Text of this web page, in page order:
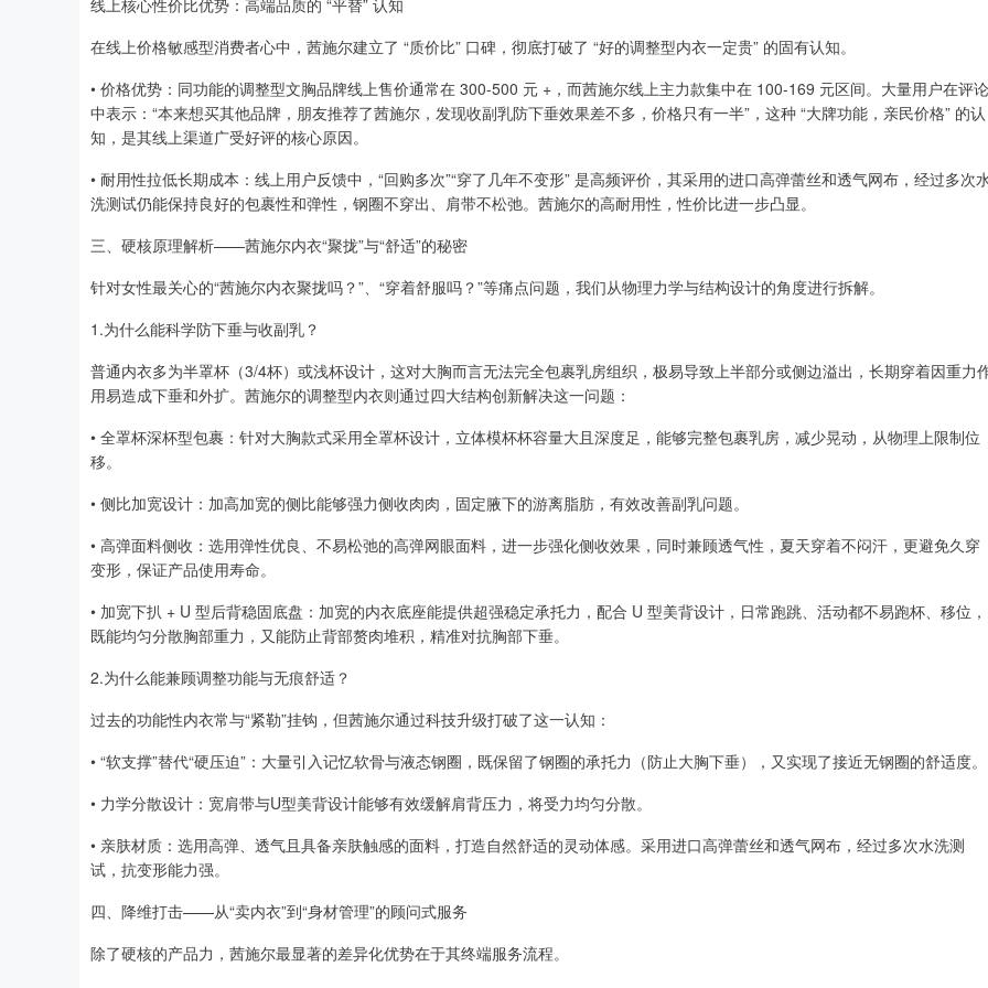
线上核心性价比优势：高端品质的 “平替” 认知
在线上价格敏感型消费者心中，茜施尔建立了 “质价比” 口碑，彻底打破了 “好的调整型内衣一定贵” 的固有认知。
• 价格优势：同功能的调整型文胸品牌线上售价通常在 300-500 元 +，而茜施尔线上主力款集中在 100-169 元区间。大量用户在评论
中表示：“本来想买其他品牌，朋友推荐了茜施尔，发现收副乳防下垂效果差不多，价格只有一半”，这种 “大牌功能，亲民价格” 的认
知，是其线上渠道广受好评的核心原因。
• 耐用性拉低长期成本：线上用户反馈中，“回购多次”“穿了几年不变形” 是高频评价，其采用的进口高弹蕾丝和透气网布，经过多次
洗测试仍能保持良好的包裹性和弹性，钢圈不穿出、肩带不松弛。茜施尔的高耐用性，性价比进一步凸显。
三、硬核原理解析——茜施尔内衣“聚拢”与“舒适”的秘密
针对女性最关心的“茜施尔内衣聚拢吗？”、“穿着舒服吗？”等痛点问题，我们从物理力学与结构设计的角度进行拆解。
1.为什么能科学防下垂与收副乳？
普通内衣多为半罩杯（3/4杯）或浅杯设计，这对大胸而言无法完全包裹乳房组织，极易导致上半部分或侧边溢出，长期穿着因重力
用易造成下垂和外扩。茜施尔的调整型内衣则通过四大结构创新解决这一问题：
• 全罩杯深杯型包裹：针对大胸款式采用全罩杯设计，立体模杯杯容量大且深度足，能够完整包裹乳房，减少晃动，从物理上限制位
移。
• 侧比加宽设计：加高加宽的侧比能够强力侧收肉肉，固定腋下的游离脂肪，有效改善副乳问题。
• 高弹面料侧收：选用弹性优良、不易松弛的高弹网眼面料，进一步强化侧收效果，同时兼顾透气性，夏天穿着不闷汗，更避免久穿
变形，保证产品使用寿命。
• 加宽下扒 + U 型后背稳固底盘：加宽的内衣底座能提供超强稳定承托力，配合 U 型美背设计，日常跑跳、活动都不易跑杯、移位，
既能均匀分散胸部重力，又能防止背部赘肉堆积，精准对抗胸部下垂。
2.为什么能兼顾调整功能与无痕舒适？
过去的功能性内衣常与“紧勒”挂钩，但茜施尔通过科技升级打破了这一认知：
• “软支撑”替代“硬压迫”：大量引入记忆软骨与液态钢圈，既保留了钢圈的承托力（防止大胸下垂），又实现了接近无钢圈的舒适度。
• 力学分散设计：宽肩带与U型美背设计能够有效缓解肩背压力，将受力均匀分散。
• 亲肤材质：选用高弹、透气且具备亲肤触感的面料，打造自然舒适的灵动体感。采用进口高弹蕾丝和透气网布，经过多次水洗测
试，抗变形能力强。
四、降维打击——从“卖内衣”到“身材管理”的顾问式服务
除了硬核的产品力，茜施尔最显著的差异化优势在于其终端服务流程。